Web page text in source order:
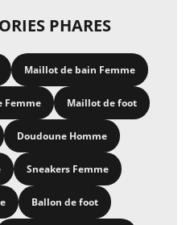
PHARES
Maillot de bain Femme
Femme Maillot de foot
Doudoune Homme
Sneakers Femme
Ballon de foot